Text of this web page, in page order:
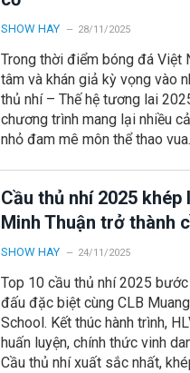
SHOW HAY 28/11/2025
Trong thời điểm bóng đá Việt
tâm và khán giả kỳ vọng vào
thủ nhí – Thế hệ tương lai
chương trình mang lại nhiều
nhỏ đam mê môn thể thao vua.
Cầu thủ nhí 2025
Minh Thuận trở thành
SHOW HAY 24/11/2025
Top 10 cầu thủ nhí 2025
đấu đặc biệt cùng CLB
School. Kết thúc hành trình,
huấn luyện, chính thức vinh
Cầu thủ nhí xuất sắc nhất,